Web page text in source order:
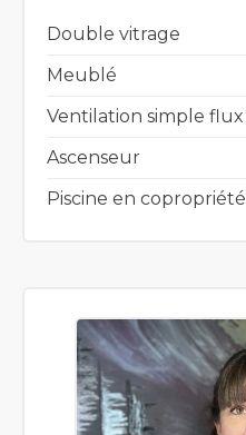
Double vitrage
Meublé
Ventilation simple flux
Ascenseur
Piscine en copropriété